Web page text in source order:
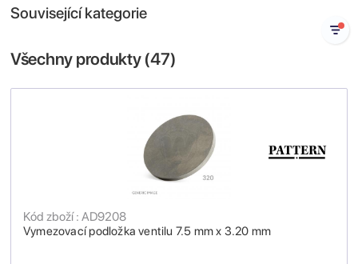
Související kategorie
Všechny produkty (47)
Vymezovací podložka ventilu 7.5 mm x 3.20 mm
Kód zboží : AD9208